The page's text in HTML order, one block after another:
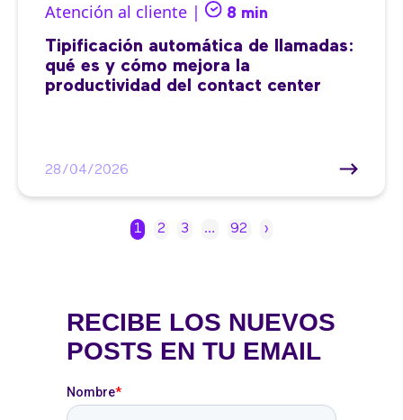
Atención al cliente | 8 min
Tipificación automática de llamadas:
qué es y cómo mejora la
productividad del contact center
28/04/2026
1 2 3 … 92 ›